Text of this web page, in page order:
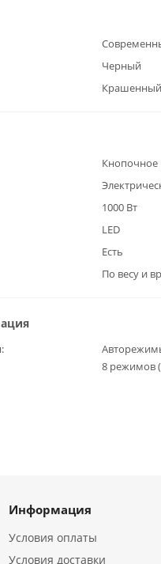
Черный
Крашенный
Кнопочное
1000 Вт
LED
Есть
По весу и
8 режимов
Информация
Условия оплаты
Условия доставки